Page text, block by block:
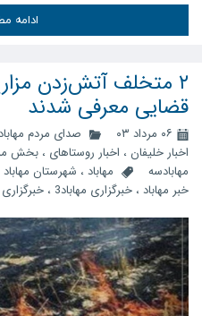
ادامه
۲ متخلف آتش‌زدن
قضایی معرفی شدند
۰۶ مرداد ۰۳ صدای مردم
اخبار خلیفان ، اخبار روستاهای ، بخش
مهابادسه
مهاباد ، شهرستان مهاباد
خبر مهاباد ، خبرگزاری مهاباد3 ، خبرگزاری